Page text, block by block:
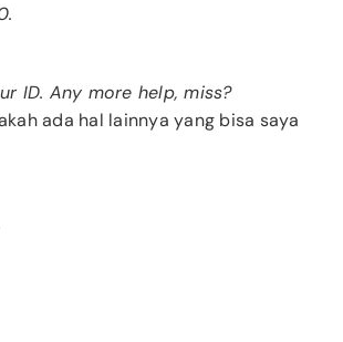
ID. Any more help, miss?
ada hal lainnya yang bisa saya